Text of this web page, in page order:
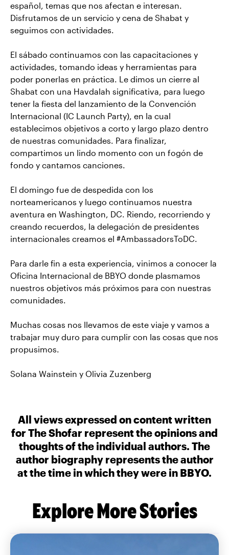
español, temas que nos afectan e interesan.
Disfrutamos de un servicio y cena de Shabat y
seguimos con actividades.
El sábado continuamos con las capacitaciones y
actividades, tomando ideas y herramientas para
poder ponerlas en práctica. Le dimos un cierre al
Shabat con una Havdalah significativa, para luego
tener la fiesta del lanzamiento de la Convención
Internacional (IC Launch Party), en la cual
establecimos objetivos a corto y largo plazo dentro
de nuestras comunidades. Para finalizar,
compartimos un lindo momento con un fogón de
fondo y cantamos canciones.
El domingo fue de despedida con los
norteamericanos y luego continuamos nuestra
aventura en Washington, DC. Riendo, recorriendo y
creando recuerdos, la delegación de presidentes
internacionales creamos el #AmbassadorsToDC.
Para darle fin a esta experiencia, vinimos a conocer la
Oficina Internacional de BBYO donde plasmamos
nuestros objetivos más próximos para con nuestras
comunidades.
Muchas cosas nos llevamos de este viaje y vamos a
trabajar muy duro para cumplir con las cosas que nos
propusimos.
Solana Wainstein y Olivia Zuzenberg
All views expressed on content written
for The Shofar represent the opinions and
thoughts of the individual authors. The
author biography represents the author
at the time in which they were in BBYO.
Explore More Stories